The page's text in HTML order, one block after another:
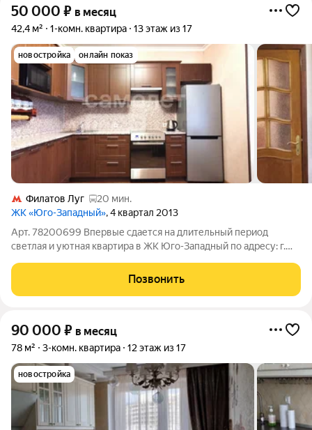
50 000 ₽ в месяц
42,4 м² 1-комн. квартира 13 этаж из 17
новостройка онлайн показ
Филатов Луг
20 мин.
ЖК «Юго-Западный», 4 квартал 2013
Арт. 78200699 Впервые сдается на длительный период
светлая и уютная квартира в ЖК Юго-Западный по адресу: г.
Квартира полностью меблирована и оснащена бытовой
техникой, есть всё необходимое для
Позвонить
90 000 ₽ в месяц
78 м² 3-комн. квартира 12 этаж из 17
новостройка